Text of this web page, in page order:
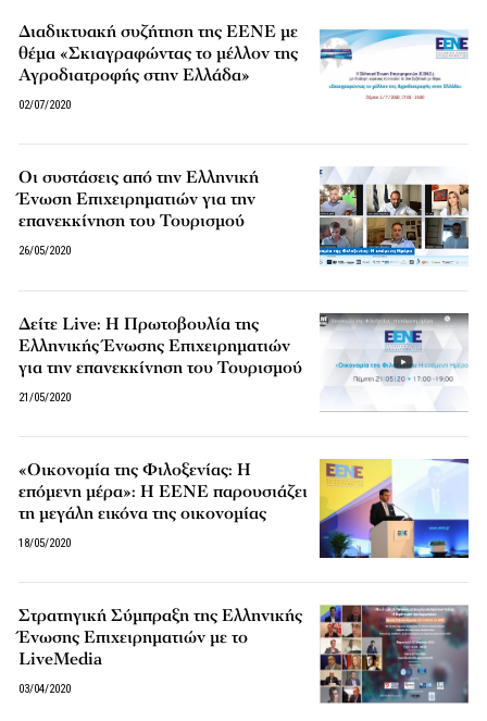
Διαδικτυακή συζήτηση της ΕΕΝΕ με
θέμα «Σκιαγραφώντας το μέλλον της
Αγροδιατροφής στην Ελλάδα»
02/07/2020
Οι συστάσεις από την Ελληνική
Ένωση Επιχειρηματιών για την
επανεκκίνηση του Τουρισμού
26/05/2020
Δείτε Live: H Πρωτοβουλία της
Ελληνικής Ένωσης Επιχειρηματιών
για την επανεκκίνηση του Τουρισμού
21/05/2020
«Οικονομία της Φιλοξενίας: Η
επόμενη μέρα»: Η ΕΕΝΕ παρουσιάζει
τη μεγάλη εικόνα της οικονομίας
18/05/2020
Στρατηγική Σύμπραξη της Ελληνικής
Ένωσης Επιχειρηματιών με το
LiveMedia
03/04/2020